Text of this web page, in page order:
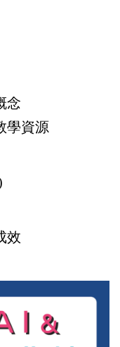
念
學資源
效